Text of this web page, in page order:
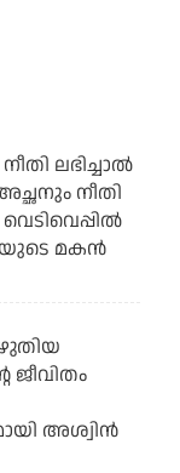
ലഭിച്ചാല്‍
നീതി
മകന്‍
അശ്വിന്‍